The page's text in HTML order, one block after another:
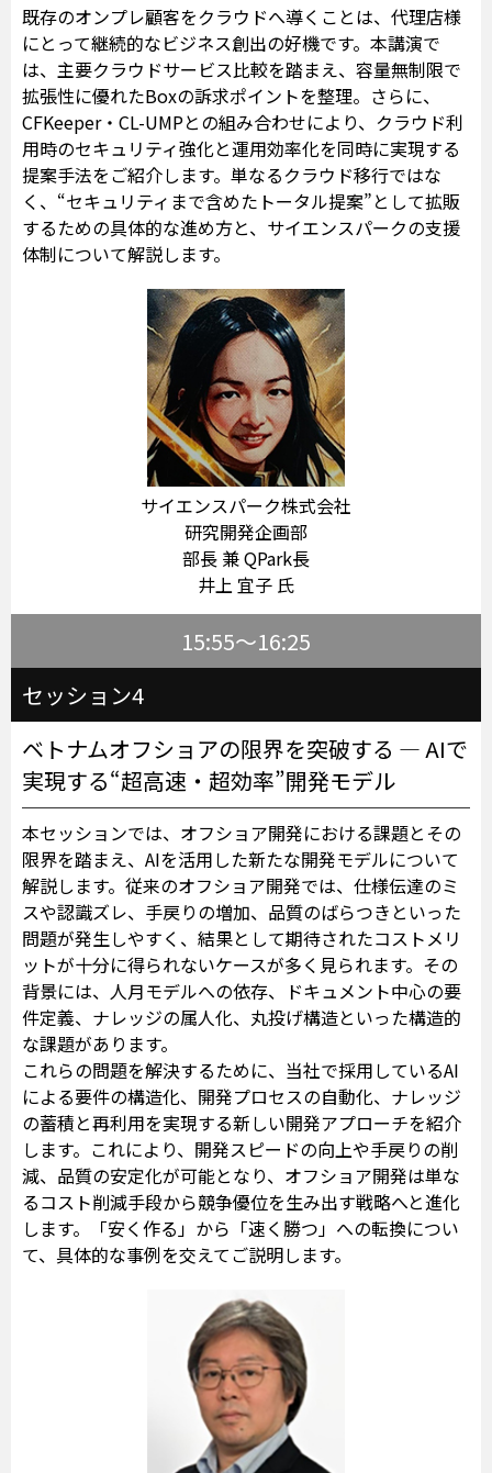
既存のオンプレ顧客をクラウドへ導くことは、代理店様
にとって継続的なビジネス創出の好機です。本講演で
は、主要クラウドサービス比較を踏まえ、容量無制限で
拡張性に優れたBoxの訴求ポイントを整理。さらに、
CFKeeper・CL-UMPとの組み合わせにより、クラウド利
用時のセキュリティ強化と運用効率化を同時に実現する
提案手法をご紹介します。単なるクラウド移行ではな
く、“セキュリティまで含めたトータル提案”として拡販
するための具体的な進め方と、サイエンスパークの支援
体制について解説します。
サイエンスパーク株式会社
研究開発企画部
部長 兼 QPark長
井上 宜子 氏
15:55～16:25
セッション4
ベトナムオフショアの限界を突破する ― AIで
実現する“超高速・超効率”開発モデル
本セッションでは、オフショア開発における課題とその
限界を踏まえ、AIを活用した新たな開発モデルについて
解説します。従来のオフショア開発では、仕様伝達のミ
スや認識ズレ、手戻りの増加、品質のばらつきといった
問題が発生しやすく、結果として期待されたコストメリ
ットが十分に得られないケースが多く見られます。その
背景には、人月モデルへの依存、ドキュメント中心の要
件定義、ナレッジの属人化、丸投げ構造といった構造的
な課題があります。
これらの問題を解決するために、当社で採用しているAI
による要件の構造化、開発プロセスの自動化、ナレッジ
の蓄積と再利用を実現する新しい開発アプローチを紹介
します。これにより、開発スピードの向上や手戻りの削
減、品質の安定化が可能となり、オフショア開発は単な
るコスト削減手段から競争優位を生み出す戦略へと進化
します。「安く作る」から「速く勝つ」への転換につい
て、具体的な事例を交えてご説明します。